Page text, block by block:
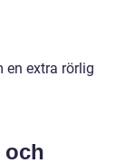
extra rörlig
och